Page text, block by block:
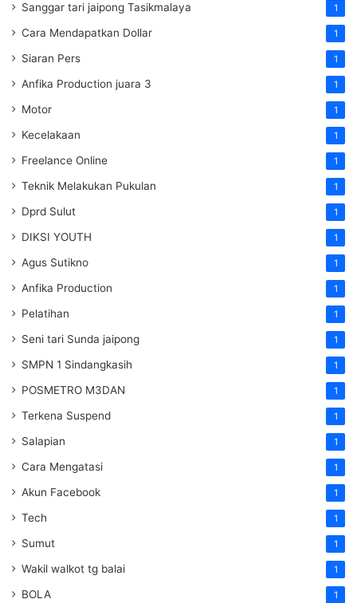
Sanggar tari jaipong Tasikmalaya 1
Cara Mendapatkan Dollar 1
Siaran Pers 1
Anfika Production juara 3 1
Motor 1
Kecelakaan 1
Freelance Online 1
Teknik Melakukan Pukulan 1
Dprd Sulut 1
DIKSI YOUTH 1
Agus Sutikno 1
Anfika Production 1
Pelatihan 1
Seni tari Sunda jaipong 1
SMPN 1 Sindangkasih 1
POSMETRO M3DAN 1
Terkena Suspend 1
Salapian 1
Cara Mengatasi 1
Akun Facebook 1
Tech 1
Sumut 1
Wakil walkot tg balai 1
BOLA 1